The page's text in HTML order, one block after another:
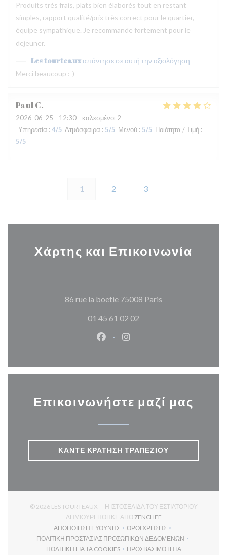
Produits très frais, plats bien élaborés tout en restant
simples, rapport qualité/prix très correct pour le quartier,
équipe sympathique. Je recommande fortement pour le
dejeuner.
Les tourteauxαπάντησε σε αυτή την αξιολόγηση
Merci beaucoup :-)
PaulC
2026-06-25 - 12:30 - καλεσμένοι 2
Υπηρεσία : 4/5 Ατμόσφαιρα : 5/5 Μενού : 5/5 Ποιότητα / Τιμή :
5/5
1 2 3
Χάρτης και Επικοινωνία
86 rue la boetie 75008 Paris
01 45 61 02 02
Facebook ((ανοίγει σε νέο
Instagram ((ανοίγει σε
Επικοινωνήστε μαζί μας
ΚΆΝΤΕ ΚΡΆΤΗΣΗ ΤΡΑΠΕΖΙΟΎ
© 2026 LES TOURTEAUX — Η ΙΣΤΟΣΕΛΊΔΑ ΤΟΥ ΕΣΤΙΑΤΟΡΊΟΥ
ΔΗΜΙΟΥΡΓΉΘΗΚΕ ΑΠΌZENCHEF((ΑΝΟΊΓΕΙ ΣΕ ΝΈΟ
ΑΠΟΠΟΊΗΣΗ ΕΥΘΎΝΗΣ
((ΑΝΟΊΓΕΙ ΣΕ ΝΈΟ ΠΑΡΆΘΥΡΟ))
ΌΡΟΙ ΧΡΉΣΗΣ
((ΑΝΟΊΓΕΙ ΣΕ ΝΈΟ
ΠΟΛΙΤΙΚΉ ΠΡΟΣΤΑΣΊΑΣ ΠΡΟΣΩΠΙΚΏΝ ΔΕΔΟΜΈΝΩΝ
((ΑΝΟΊΓΕΙ ΣΕ ΝΈΟ ΠΑΡΆΘΥΡΟ))
ΠΟΛΙΤΙΚΉ ΓΙΑ ΤΑ COOKIES
ΠΡΟΣΒΑΣΙΜΌΤΗΤΑ